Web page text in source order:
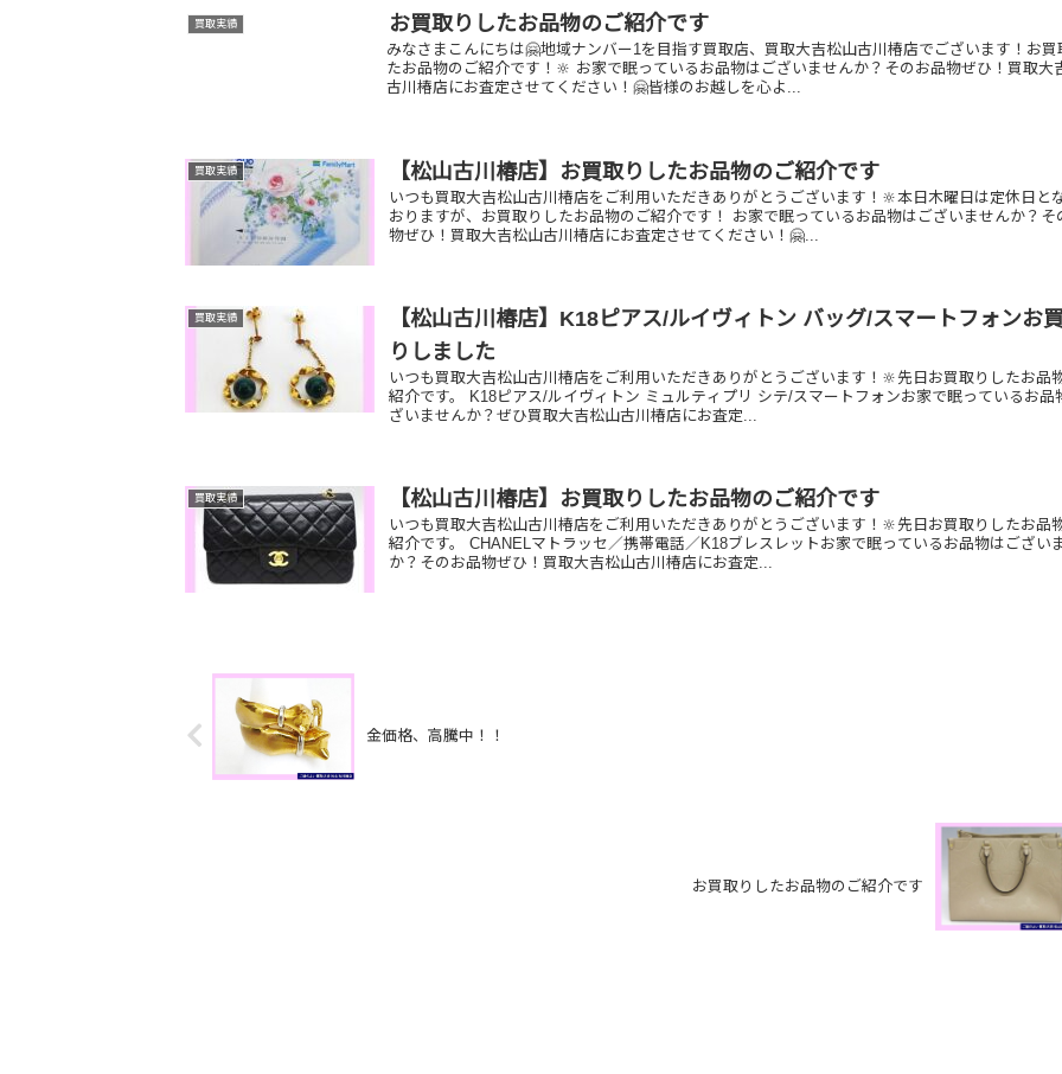
買取実績 お買取りしたお品物のご紹介です
みなさまこんにちは🤗地域ナンバー1を目指す買取店、買取大吉松山古川椿店でございます！お買
たお品物のご紹介です！🔆 お家で眠っているお品物はございませんか？そのお品物ぜひ！買取大
古川椿店にお査定させてください！🤗皆様のお越しを心よ...
買取実績 【松山古川椿店】お買取りしたお品物のご紹介です
いつも買取大吉松山古川椿店をご利用いただきありがとうございます！🔆本日木曜日は定休日と
おりますが、お買取りしたお品物のご紹介です！ お家で眠っているお品物はございませんか？そ
物ぜひ！買取大吉松山古川椿店にお査定させてください！🤗...
買取実績
【松山古川椿店】K18ピアス/ルイヴィトン バッグ/スマートフォンお
りしました
いつも買取大吉松山古川椿店をご利用いただきありがとうございます！🔆先日お買取りしたお品
紹介です。 K18ピアス/ルイヴィトン ミュルティプリ シテ/スマートフォンお家で眠っているお品
ざいませんか？ぜひ買取大吉松山古川椿店にお査定...
買取実績 【松山古川椿店】お買取りしたお品物のご紹介です
いつも買取大吉松山古川椿店をご利用いただきありがとうございます！🔆先日お買取りしたお品
紹介です。 CHANELマトラッセ／携帯電話／K18ブレスレットお家で眠っているお品物はござい
か？そのお品物ぜひ！買取大吉松山古川椿店にお査定...
金価格、高騰中！！
お買取りしたお品物のご紹介です